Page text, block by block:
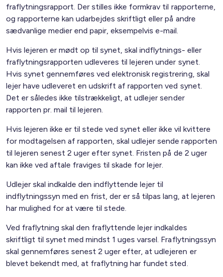
fraflytningsrapport. Der stilles ikke formkrav til rapporterne,
og rapporterne kan udarbejdes skriftligt eller på andre
sædvanlige medier end papir, eksempelvis e-mail.
Hvis lejeren er mødt op til synet, skal indflytnings- eller
fraflytningsrapporten udleveres til lejeren under synet.
Hvis synet gennemføres ved elektronisk registrering, skal
lejer have udleveret en udskrift af rapporten ved synet.
Det er således ikke tilstrækkeligt, at udlejer sender
rapporten pr. mail til lejeren.
Hvis lejeren ikke er til stede ved synet eller ikke vil kvittere
for modtagelsen af rapporten, skal udlejer sende rapporten
til lejeren senest 2 uger efter synet. Fristen på de 2 uger
kan ikke ved aftale fraviges til skade for lejer.
Udlejer skal indkalde den indflyttende lejer til
indflytningssyn med en frist, der er så tilpas lang, at lejeren
har mulighed for at være til stede.
Ved fraflytning skal den fraflyttende lejer indkaldes
skriftligt til synet med mindst 1 uges varsel. Fraflytningssyn
skal gennemføres senest 2 uger efter, at udlejeren er
blevet bekendt med, at fraflytning har fundet sted.